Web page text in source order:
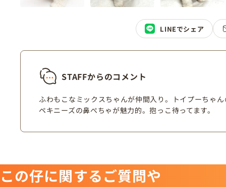
STAFFからのコメント
ふわもこなミックスちゃんが仲間入り。トイプーちゃん
ペキニーズの鼻ぺちゃが魅力的。抱っこ待ってます。
LINEでシェア
この仔に関するご質問や